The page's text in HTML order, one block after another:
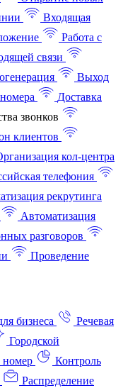
Входящая
Работа с
связи
Выход
Доставка
звонков
клиентов
кол-центра
телефония
рекрутинга
Автоматизация
разговоров
Проведение
бизнеса
Речевая
Городской
номер
Контроль
Распределение